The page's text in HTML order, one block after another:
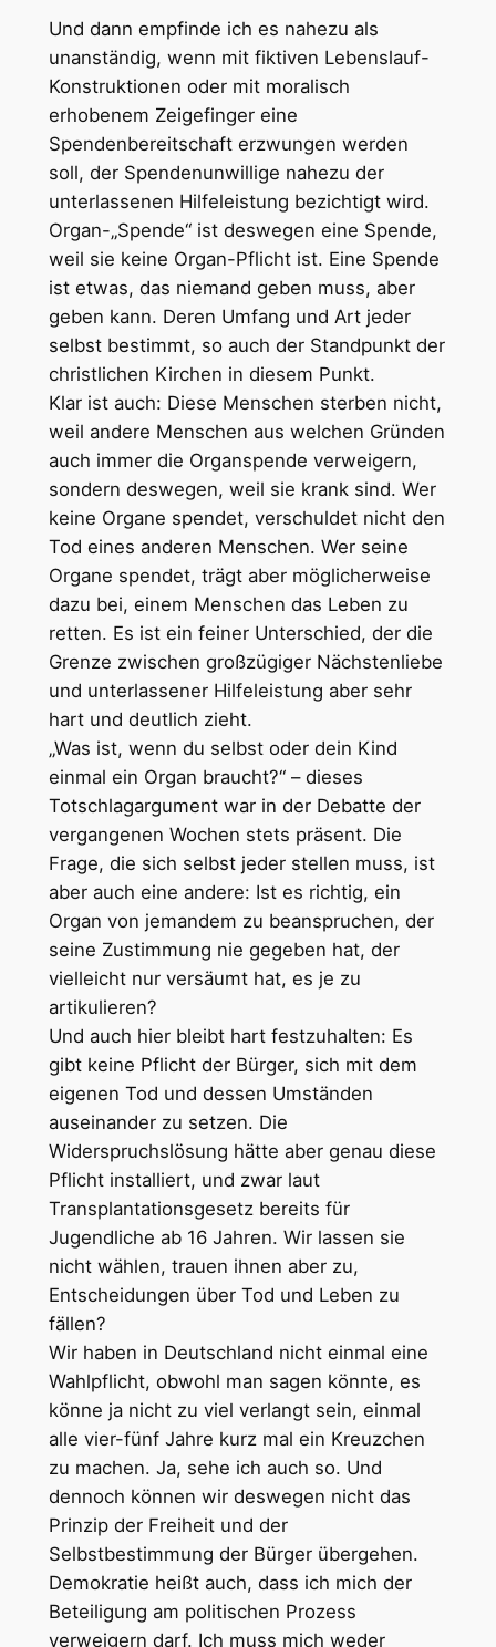
Und dann empfinde ich es nahezu als
unanständig, wenn mit fiktiven Lebenslauf-
Konstruktionen oder mit moralisch
erhobenem Zeigefinger eine
Spendenbereitschaft erzwungen werden
soll, der Spendenunwillige nahezu der
unterlassenen Hilfeleistung bezichtigt wird.
Organ-„Spende“ ist deswegen eine Spende,
weil sie keine Organ-Pflicht ist. Eine Spende
ist etwas, das niemand geben muss, aber
geben kann. Deren Umfang und Art jeder
selbst bestimmt, so auch der Standpunkt der
christlichen Kirchen in diesem Punkt.
Klar ist auch: Diese Menschen sterben nicht,
weil andere Menschen aus welchen Gründen
auch immer die Organspende verweigern,
sondern deswegen, weil sie krank sind. Wer
keine Organe spendet, verschuldet nicht den
Tod eines anderen Menschen. Wer seine
Organe spendet, trägt aber möglicherweise
dazu bei, einem Menschen das Leben zu
retten. Es ist ein feiner Unterschied, der die
Grenze zwischen großzügiger Nächstenliebe
und unterlassener Hilfeleistung aber sehr
hart und deutlich zieht.
„Was ist, wenn du selbst oder dein Kind
einmal ein Organ braucht?“ – dieses
Totschlagargument war in der Debatte der
vergangenen Wochen stets präsent. Die
Frage, die sich selbst jeder stellen muss, ist
aber auch eine andere: Ist es richtig, ein
Organ von jemandem zu beanspruchen, der
seine Zustimmung nie gegeben hat, der
vielleicht nur versäumt hat, es je zu
artikulieren?
Und auch hier bleibt hart festzuhalten: Es
gibt keine Pflicht der Bürger, sich mit dem
eigenen Tod und dessen Umständen
auseinander zu setzen. Die
Widerspruchslösung hätte aber genau diese
Pflicht installiert, und zwar laut
Transplantationsgesetz bereits für
Jugendliche ab 16 Jahren. Wir lassen sie
nicht wählen, trauen ihnen aber zu,
Entscheidungen über Tod und Leben zu
fällen?
Wir haben in Deutschland nicht einmal eine
Wahlpflicht, obwohl man sagen könnte, es
könne ja nicht zu viel verlangt sein, einmal
alle vier-fünf Jahre kurz mal ein Kreuzchen
zu machen. Ja, sehe ich auch so. Und
dennoch können wir deswegen nicht das
Prinzip der Freiheit und der
Selbstbestimmung der Bürger übergehen.
Demokratie heißt auch, dass ich mich der
Beteiligung am politischen Prozess
verweigern darf. Ich muss mich weder